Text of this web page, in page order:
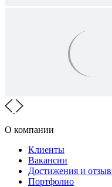
О компании
Клиенты
Вакансии
Достижения и
Портфолио